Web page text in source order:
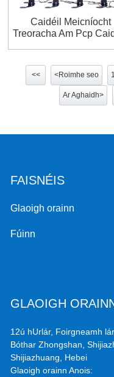
Caidéil Meicníocht
Treoracha Am Pcp
<< <Roimhe seo
Ar Aghaidh>
FAISNÉIS
Glaoigh orainn
Fúinn
GLAOIGH
12ú hUrlár, Foirgneamh
Bóthar Zhongshan,
Shijiazhuang, Hebei
Glaoigh orainn Anois: